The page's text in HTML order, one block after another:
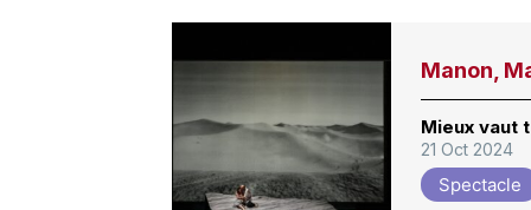
Manon,
Mieux vaut
21 Oct 2024
Spectacle